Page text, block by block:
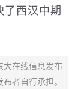
了西汉中期
大在线信息发布
者自行承担。